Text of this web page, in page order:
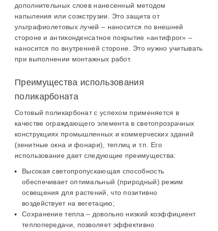
дополнительных слоев нанесенный методом
напыления или соэкструзии. Это защита от
ультрафиолетовых лучей – наносится по внешней
стороне и антиконденсатное покрытие «антифрог» –
наносится по внутренней стороне. Это нужно учитывать
при выполнении монтажных работ.
Преимущества использования
поликарбоната
Сотовый поликарбонат с успехом применяется в
качестве ограждающего элемента в светопрозрачных
конструкциях промышленных и коммерческих зданий
(зенитные окна и фонари), теплиц и т.п. Его
использование дает следующие преимущества:
Высокая светопропускающая способность
обеспечивает оптимальный (природный) режим
освещения для растений, что позитивно
воздействует на вегетацию;
Сохранение тепла – довольно низкий коэффициент
теплопередачи, позволяет эффективно